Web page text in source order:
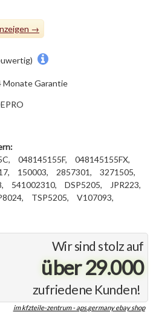
Wir sind stolz auf
über 29.000
zufriedene Kunden!
im kfzteile-zentrum - aps.germany ebay shop
Monate Garantie
048145155F,
048145155FX,
150003, 2857301,
3271505,
541002310, DSP5205,
JPR223,
TSP5205, V107093,